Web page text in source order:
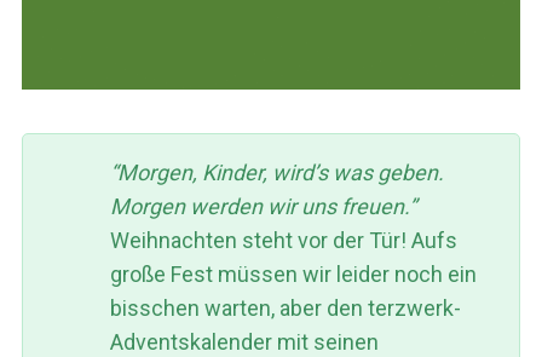
“Morgen, Kinder, wird’s was geben.
Morgen werden wir uns freuen.”
Weihnachten steht vor der Tür! Aufs
große Fest müssen wir leider noch ein
bisschen warten, aber den terzwerk-
Adventskalender mit seinen